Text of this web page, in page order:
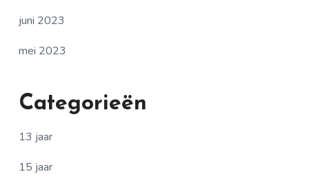
juni 2023
mei 2023
Categorieën
13 jaar
15 jaar